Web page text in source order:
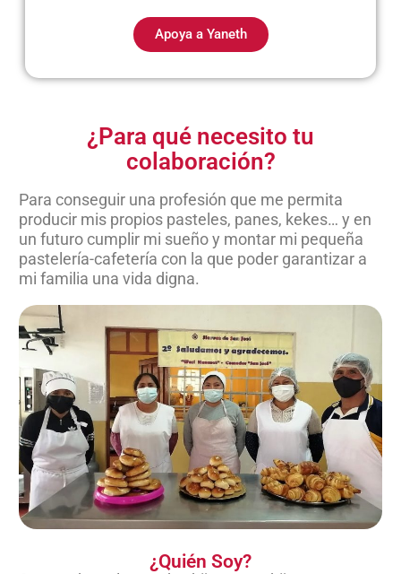
Apoya a Yaneth
¿Para qué necesito tu
colaboración?
Para conseguir una profesión que me permita
producir mis propios pasteles, panes, kekes… y en
un futuro cumplir mi sueño y montar mi pequeña
pastelería-cafetería con la que poder garantizara
mi familia una vida digna.
¿Quién Soy?